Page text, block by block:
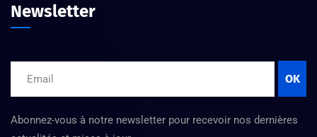
Newsletter
OK
Abonnez-vous à notre newsletter pour recevoir nos dernières